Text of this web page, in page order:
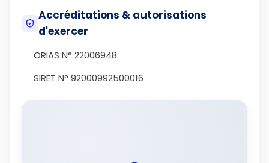
Accréditations & autorisations
d'exercer
ORIAS N° 22006948
SIRET N° 92000992500016